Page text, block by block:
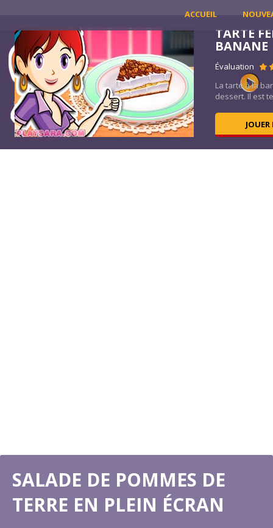
ACCUEIL
TARTE
BANANE
Évaluation
La tarte à la
dessert. Il est
SALADE DE POMMES DE
TERRE EN PLEIN ÉCRAN